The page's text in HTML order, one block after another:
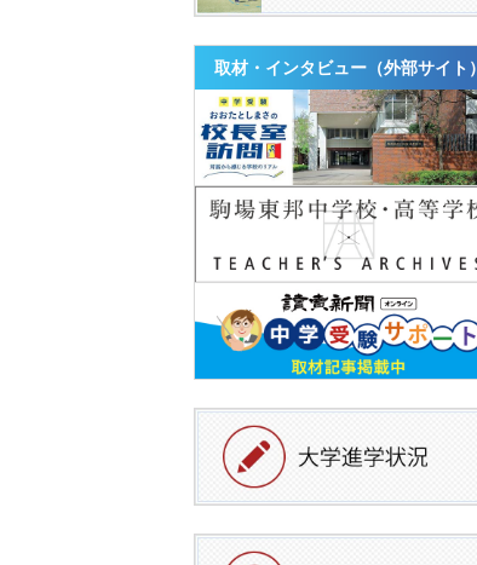
取材・インタビュー（外部サイト）